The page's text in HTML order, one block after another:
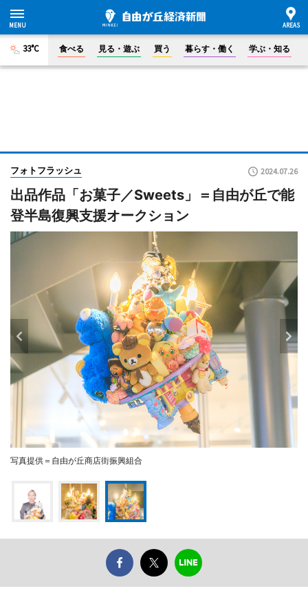
33°C 食べる 見る・遊ぶ 買う 暮らす・働く 学ぶ・知る
フォトフラッシュ 2024.07.26
出品作品「お菓子／Sweets」＝自由が丘で能
登半島復興支援オークション
写真提供＝自由が丘商店街振興組合